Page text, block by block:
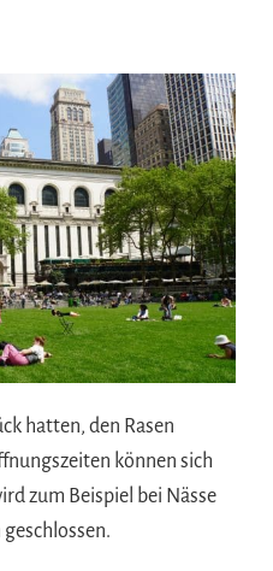
hatten, den Rasen
können sich
zum Beispiel bei Nässe